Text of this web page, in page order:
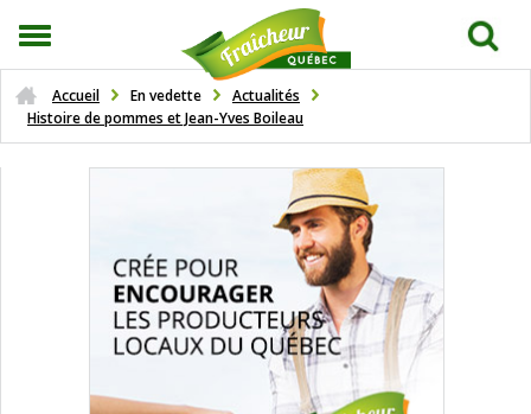
Accueil En vedette
Actualités
Histoire de pommes et Jean-Yves Boileau